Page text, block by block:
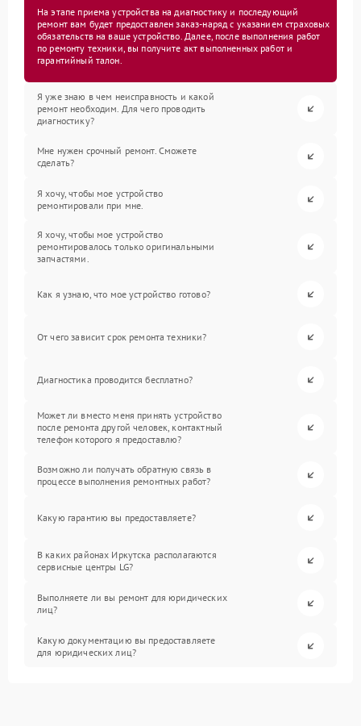
На этапе приема устройства на диагностику и последующий
ремонт вам будет предоставлен заказ-наряд с указанием страховых
обязательств на ваше устройство. Далее, после выполнения работ
по ремонту техники, вы получите акт выполненных работ и
гарантийный талон.
Я уже знаю в чем неисправность и какой
ремонт необходим. Для чего проводить
диагностику?
Мне нужен срочный ремонт. Сможете
сделать?
Я хочу, чтобы мое устройство
ремонтировали при мне.
Я хочу, чтобы мое устройство
ремонтировалось только оригинальными
запчастями.
Как я узнаю, что мое устройство готово?
От чего зависит срок ремонта техники?
Диагностика проводится бесплатно?
Может ли вместо меня принять устройство
после ремонта другой человек, контактный
телефон которого я предоставлю?
Возможно ли получать обратную связь в
процессе выполнения ремонтных работ?
Какую гарантию вы предоставляете?
В каких районах Иркутска располагаются
сервисные центры LG?
Выполняете ли вы ремонт для юридических
лиц?
Какую документацию вы предоставляете
для юридических лиц?